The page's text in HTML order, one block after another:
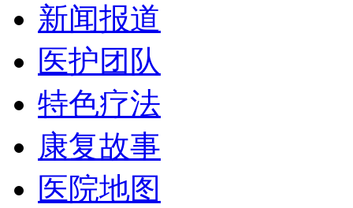
新闻报道
医护团队
特色疗法
康复故事
医院地图